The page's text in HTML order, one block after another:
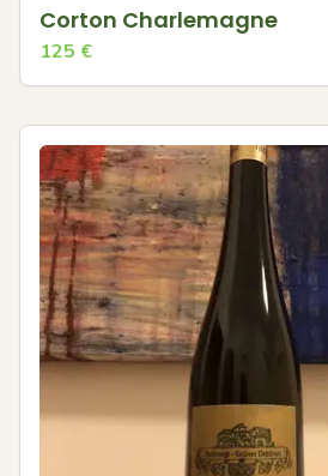
Corton Charlemagne
125 €